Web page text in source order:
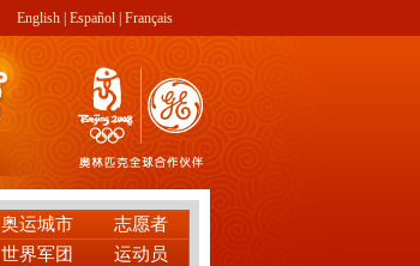
English Español Français
奥运城市
志愿者
世界军团 运动员